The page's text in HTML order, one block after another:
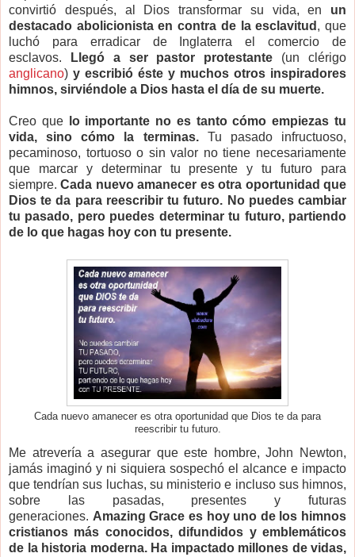
convirtió después, al Dios transformar su vida, en un
destacado abolicionista en contra de la esclavitud , que
luchó para erradicar de Inglaterra el comercio de
esclavos.
Llegó a ser pastor protestante (un clérigo
anglicano) y escribió éste y muchos otros inspiradores
himnos, sirviéndole a Dios hasta el día de su muerte.
Creo que
lo importante no es tanto cómo empiezas tu
vida, sino cómo la terminas.Tu pasado infructuoso,
pecaminoso, tortuoso o sin valor no tiene necesariamente
que marcar y determinar tu presente y tu futuro para
siempre.Cada nuevo amanecer es otra oportunidad que
Dios te da para reescribir tu futuro. No puedes cambiar
tu pasado, pero puedes determinar tu futuro, partiendo
de lo que hagas hoy con tu presente.
Cada nuevo amanecer es otra oportunidad que Dios te da para
reescribir tu futuro.
Me atrevería a asegurar que este hombre, John Newton,
jamás imaginó y ni siquiera sospechó el alcance e impacto
que tendrían sus luchas, su ministerio e incluso sus himnos,
sobre las pasadas, presentes y futuras
generaciones. Amazing Grace es hoy uno de los himnos
cristianos más conocidos, difundidos y emblemáticos
de la historia moderna. Ha impactado millones de vidas,